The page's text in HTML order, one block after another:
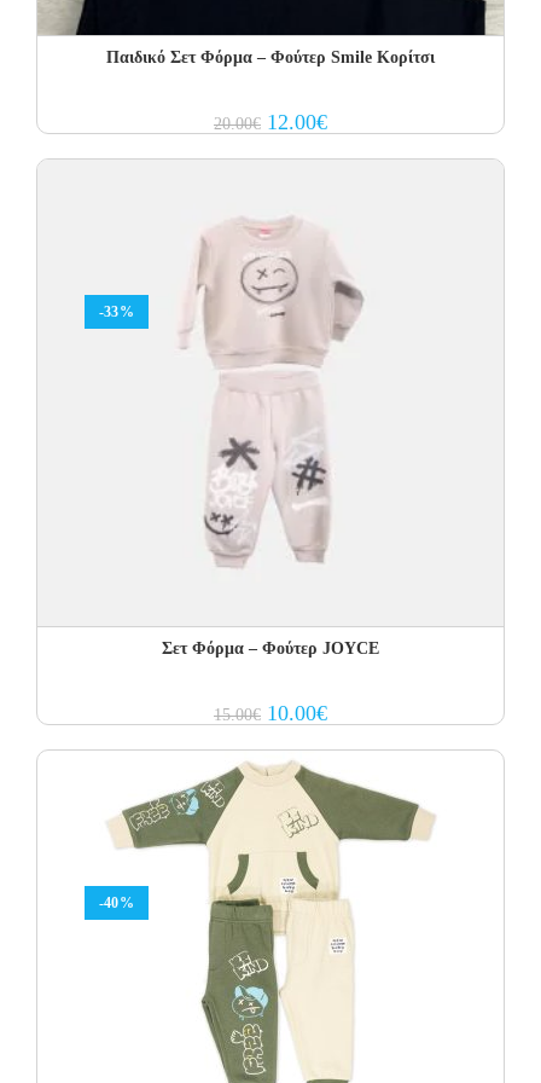
Παιδικό Σετ Φόρμα – Φούτερ Smile Κορίτσι
20.00€ Original
price
12.00€Current
price
-33%
Σετ Φόρμα – Φούτερ JOYCE
15.00€ Original
price
15.00€.
10.00€Current
price
-40%